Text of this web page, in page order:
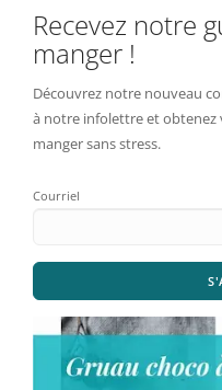
Recevez notre
manger !
Découvrez notre nouveau
à notre infolettre et
manger sans stress.
Courriel